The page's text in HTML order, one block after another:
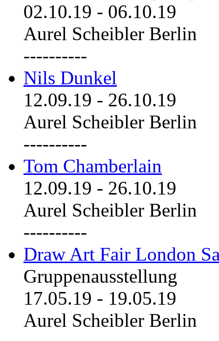
02.10.19 - 06.10.19
Aurel Scheibler Berlin
----------
Nils Dunkel
12.09.19 - 26.10.19
Aurel Scheibler Berlin
----------
Tom Chamberlain
12.09.19 - 26.10.19
Aurel Scheibler Berlin
----------
Draw Art Fair London
Gruppenausstellung
17.05.19 - 19.05.19
Aurel Scheibler Berlin